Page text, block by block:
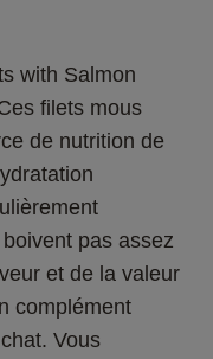
with Salmon
filets mous
de nutrition de
pas assez
et de la valeur
complément
Vous